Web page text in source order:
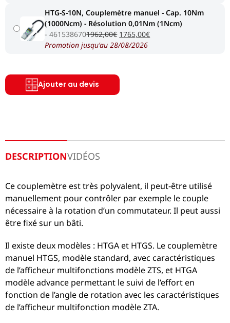
était :
1847,00€.
est :
1660,00€.
HTG-S-10N, Couplemètre manuel - Cap. 10Nm
(1000Ncm) - Résolution 0,01Nm (1Ncm)
4615386701962,00€ Le
prix
1962,00€.
1765,00€Le
Promotion jusqu'au 28/08/2026
Ajouter au devis
DESCRIPTIONVIDÉOS
Ce couplemètre est très polyvalent, il peut-être utilisé
manuellement pour contrôler par exemple le couple
nécessaire à la rotation d’un commutateur. Il peut aussi
être fixé sur un bâti.
Il existe deux modèles : HTGA et HTGS. Le couplemètre
manuel HTGS, modèle standard, avec caractéristiques
de l’afficheur multifonctions modèle ZTS, et HTGA
modèle advance permettant le suivi de l’effort en
fonction de l’angle de rotation avec les caractéristiques
de l’afficheur multifonction modèle ZTA.